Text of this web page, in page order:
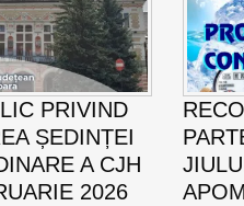
PRIVIND
ȘEDINȚEI
A CJH
2026